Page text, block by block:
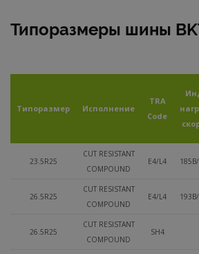
Типоразмеры шины
Типоразмер Исполнение
TRA
Code
23.5R25
CUT RESISTANT
COMPOUND
E4/L4
26.5R25
CUT RESISTANT
COMPOUND
E4/L4
26.5R25
CUT RESISTANT
COMPOUND
SH4